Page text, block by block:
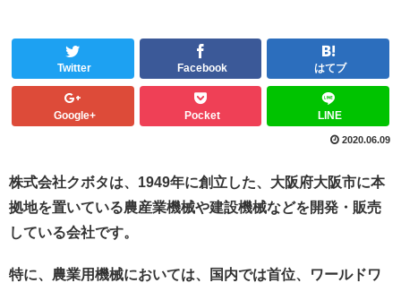
Twitter Facebook はてブ
Google+ Pocket LINE
2020.06.09
株式会社クボタは、1949年に創立した、大阪府大阪市に本
拠地を置いている農産業機械や建設機械などを開発・販売
している会社です。
特に、農業用機械においては、国内では首位、ワールドワ